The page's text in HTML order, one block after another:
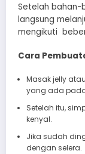
Setelah bahan-
langsung
mengikuti
Cara
Masak jelly
yang ada
Setelah itu,
kenyal.
Jika sudah
dengan selera.